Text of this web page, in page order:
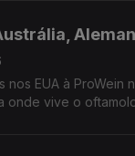
nos EUA à
onde vive o